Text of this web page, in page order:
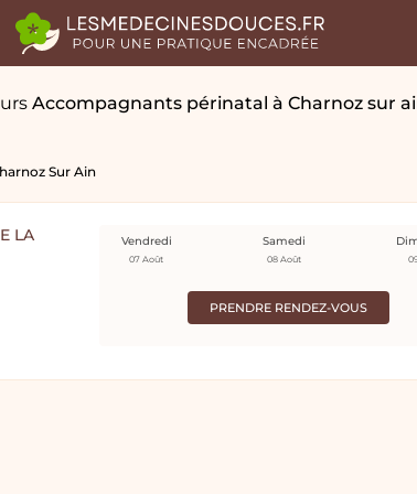
Accompagnants périnatal à Charnoz sur
Sur Ain
LA
PRENDRE RENDEZ-VOUS
Vendredi
07 Août
Samedi
08 Août